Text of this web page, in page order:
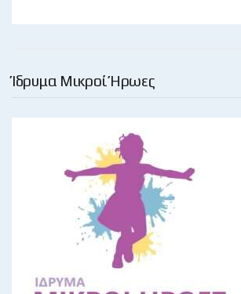
Ίδρυμα Μικροί Ήρωες